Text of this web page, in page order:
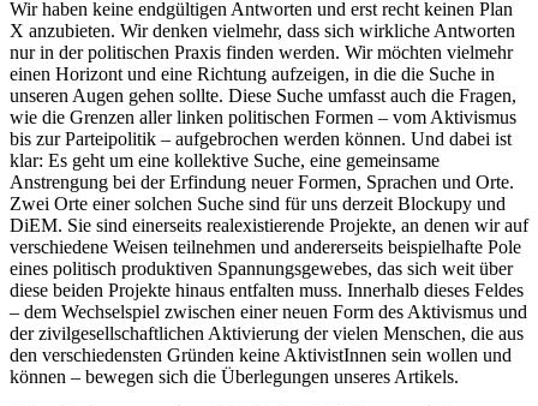
Wir haben keine endgültigen Antworten und erst recht keinen Plan
X anzubieten. Wir denken vielmehr, dass sich wirkliche Antworten
nur in der politischen Praxis finden werden. Wir möchten vielmehr
einen Horizont und eine Richtung aufzeigen, in die die Suche in
unseren Augen gehen sollte. Diese Suche umfasst auch die Fragen,
wie die Grenzen aller linken politischen Formen – vom Aktivismus
bis zur Parteipolitik – aufgebrochen werden können. Und dabei ist
klar: Es geht um eine kollektive Suche, eine gemeinsame
Anstrengung bei der Erfindung neuer Formen, Sprachen und Orte.
Zwei Orte einer solchen Suche sind für uns derzeit Blockupy und
DiEM. Sie sind einerseits realexistierende Projekte, an denen wir auf
verschiedene Weisen teilnehmen und andererseits beispielhafte Pole
eines politisch produktiven Spannungsgewebes, das sich weit über
diese beiden Projekte hinaus entfalten muss. Innerhalb dieses Feldes
– dem Wechselspiel zwischen einer neuen Form des Aktivismus und
der zivilgesellschaftlichen Aktivierung der vielen Menschen, die aus
den verschiedensten Gründen keine AktivistInnen sein wollen und
können – bewegen sich die Überlegungen unseres Artikels.